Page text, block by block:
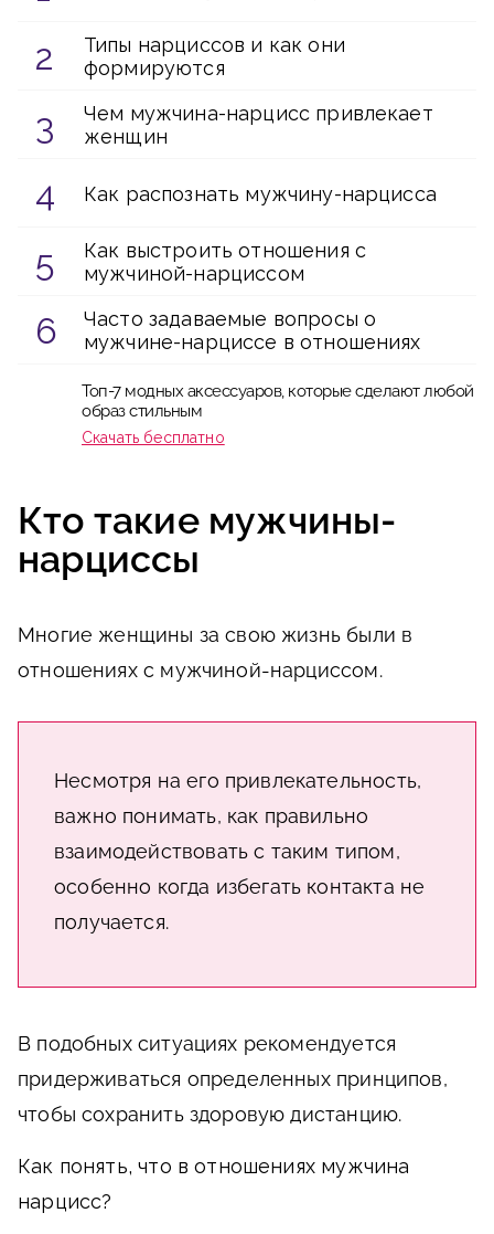
Типы нарциссов и как они
формируются
Чем мужчина-нарцисс привлекает
женщин
Как распознать мужчину-нарцисса
Как выстроить отношения с
мужчиной-нарциссом
Часто задаваемые вопросы о
мужчине-нарциссе в отношениях
Топ-7 модных аксессуаров, которые сделают любой
образ стильным
Скачать бесплатно
Кто такие мужчины-
нарциссы
Многие женщины за свою жизнь были в
отношениях с мужчиной-нарциссом.
Несмотря на его привлекательность,
важно понимать, как правильно
взаимодействовать с таким типом,
особенно когда избегать контакта не
получается.
В подобных ситуациях рекомендуется
придерживаться определенных принципов,
чтобы сохранить здоровую дистанцию.
Как понять, что в отношениях мужчина
нарцисс?